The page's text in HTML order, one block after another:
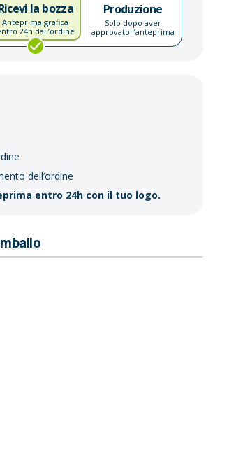
la bozza
Anteprima grafica
24h dall’ordine
Produzione
Solo dopo aver
approvato l’anteprima
dell’ordine
entro 24h con il tuo logo.